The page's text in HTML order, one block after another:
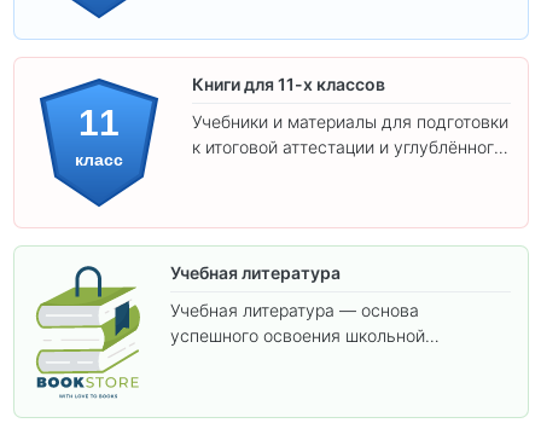
11
класс
Книги для 11-х классов
Учебники и материалы для подготовки
к итоговой аттестации и углублённого
Учебная литература
Учебная литература — основа
успешного освоения школьной